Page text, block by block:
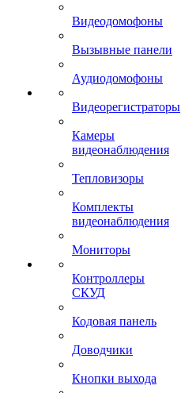
Видеодомофоны
Вызывные панели
Аудиодомофоны
Видеорегистраторы
Камеры
видеонаблюдения
Тепловизоры
Комплекты
видеонаблюдения
Мониторы
Контроллеры
СКУД
Кодовая панель
Доводчики
Кнопки выхода